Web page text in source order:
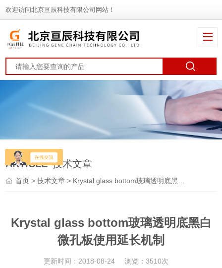
欢迎访问北京亘辰科技有限公司网站！
ARTICLE 技术文章
首页 >技术文章 > Krystal glass bottom玻璃透明底黑白微孔板使用延长机制
Krystal glass bottom玻璃透明底黑白
微孔板使用延长机制
更新时间：2018-08-24 浏览：3510次